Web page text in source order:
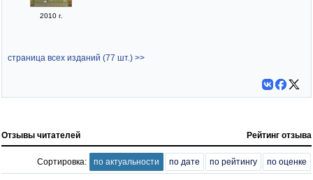
2010 г.
страница всех изданий (77 шт.) >>
Отзывы читателей Рейтинг отзыва
Сортировка: по актуальности по дате по рейтингу по оценке